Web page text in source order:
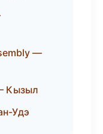
—
Кызыл
Удэ